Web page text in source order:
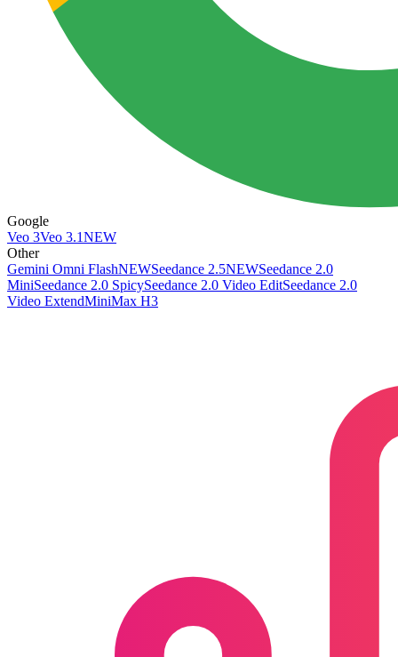
Google
Veo 3Veo 3.1NEW
Other
Gemini Omni FlashNEWSeedance 2.5NEWSeedance 2.0
MiniSeedance 2.0 SpicySeedance 2.0 Video EditSeedance 2.0
Video ExtendMiniMax H3